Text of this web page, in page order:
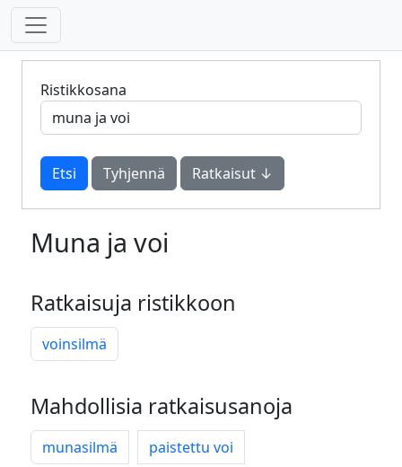
Ristikkosana
Tyhjennä Ratkaisut ↓
Muna ja voi
Ratkaisuja ristikkoon
voinsilmä
Mahdollisia ratkaisusanoja
munasilmä
paistettu voi